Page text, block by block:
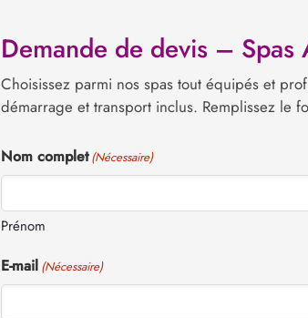
Demande de devis –
Choisissez parmi nos spas tout équipés et
démarrage et transport inclus. Remplissez le
Nom complet (Nécessaire)
Prénom
E-mail (Nécessaire)